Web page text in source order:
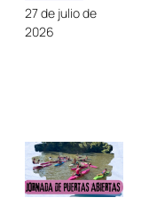
27 de julio de
2026